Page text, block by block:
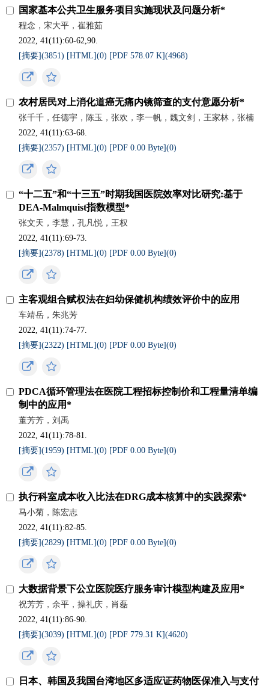
国家基本公共卫生服务项目实施现状及问题分析*
程念，宋大平，崔雅茹
2022, 41(11):60-62,90.
[摘要](3851) [HTML](0) [PDF 578.07 K](4968)
农村居民对上消化道癌无痛内镜筛查的支付意愿分析*
张千千，任德宇，陈玉，张欢，李一帆，魏文剑，王家林，张楠
2022, 41(11):63-68.
[摘要](2357) [HTML](0) [PDF 0.00 Byte](0)
“十二五”和“十三五”时期我国医院效率对比研究:基于
DEA-Malmquist指数模型*
张文天，李慧，孔凡悦，王权
2022, 41(11):69-73.
[摘要](2378) [HTML](0) [PDF 0.00 Byte](0)
主客观组合赋权法在妇幼保健机构绩效评价中的应用
车靖岳，朱兆芳
2022, 41(11):74-77.
[摘要](2322) [HTML](0) [PDF 0.00 Byte](0)
PDCA循环管理法在医院工程招标控制价和工程量清单编
制中的应用*
董芳芳，刘禹
2022, 41(11):78-81.
[摘要](1959) [HTML](0) [PDF 0.00 Byte](0)
执行科室成本收入比法在DRG成本核算中的实践探索*
马小菊，陈宏志
2022, 41(11):82-85.
[摘要](2829) [HTML](0) [PDF 0.00 Byte](0)
大数据背景下公立医院医疗服务审计模型构建及应用*
祝芳芳，余平，操礼庆，肖磊
2022, 41(11):86-90.
[摘要](3039) [HTML](0) [PDF 779.31 K](4620)
日本、韩国及我国台湾地区多适应证药物医保准入与支付